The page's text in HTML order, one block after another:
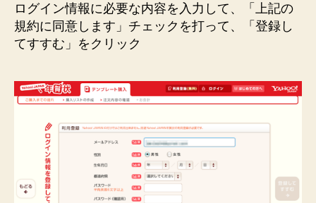
ログイン情報に必要な内容を入力して、「上記の
規約に同意します」チェックを打って、「登録し
てすすむ」をクリック